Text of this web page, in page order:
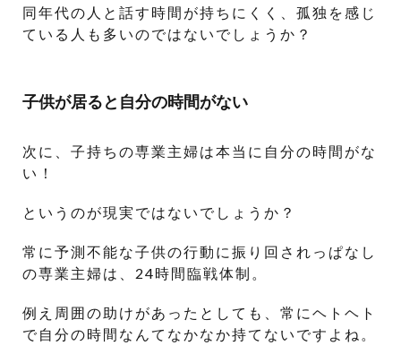
同年代の人と話す時間が持ちにくく、孤独を感じ
ている人も多いのではないでしょうか？
子供が居ると自分の時間がない
次に、子持ちの専業主婦は本当に自分の時間がな
い！
というのが現実ではないでしょうか？
常に予測不能な子供の行動に振り回されっぱなし
の専業主婦は、24時間臨戦体制。
例え周囲の助けがあったとしても、常にヘトヘト
で自分の時間なんてなかなか持てないですよね。